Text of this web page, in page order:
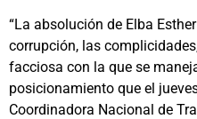
“La absolución de Elba
corrupción, las
facciosa con la que se
posicionamiento que el
Coordinadora Nacional de